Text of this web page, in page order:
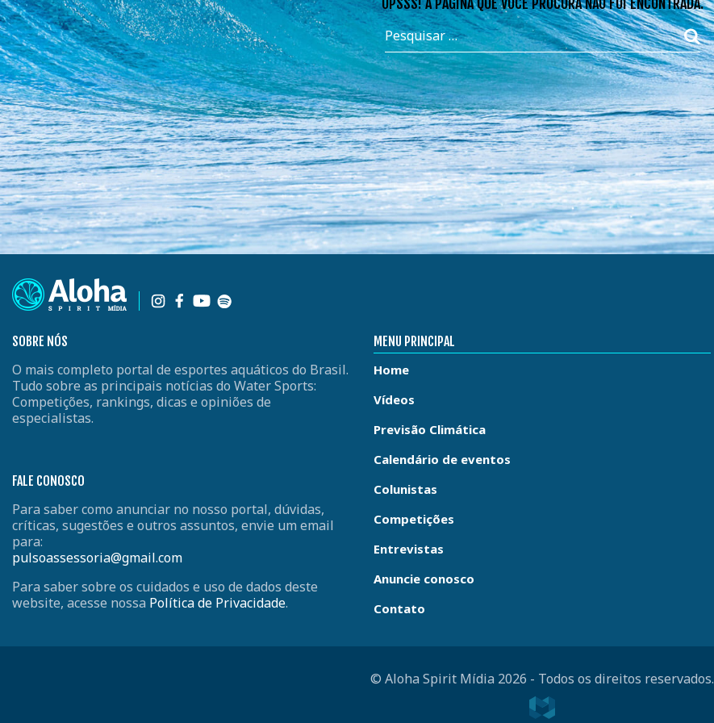
SOBRE NÓS
O mais completo portal de esportes aquáticos do Brasil.
Tudo sobre as principais notícias do Water Sports:
Competições, rankings, dicas e opiniões de
especialistas.
FALE CONOSCO
Para saber como anunciar no nosso portal, dúvidas,
críticas, sugestões e outros assuntos, envie um email
para:
pulsoassessoria@gmail.com
Para saber sobre os cuidados e uso de dados deste
website, acesse nossa Política de Privacidade.
MENU PRINCIPAL
Home
Vídeos
Previsão Climática
Calendário de eventos
Colunistas
Competições
Entrevistas
Anuncie conosco
Contato
© Aloha Spirit Mídia 2026 - Todos os direitos reservados.